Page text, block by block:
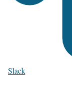
Slack